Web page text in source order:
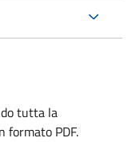
tutta la
formato PDF.